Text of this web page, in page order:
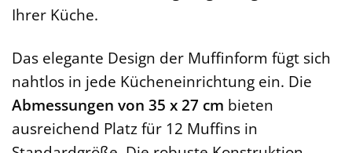
Ihrer Küche.
Das elegante Design der Muffinform fügt sich
nahtlos in jede Kücheneinrichtung ein. Die
Abmessungen von 35 x 27 cm bieten
ausreichend Platz für 12 Muffins in